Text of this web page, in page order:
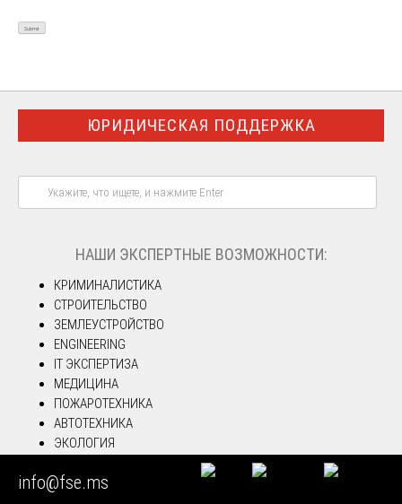
ЮРИДИЧЕСКАЯ ПОДДЕРЖКА
НАШИ ЭКСПЕРТНЫЕ ВОЗМОЖНОСТИ:
КРИМИНАЛИСТИКА
СТРОИТЕЛЬСТВО
ЗЕМЛЕУСТРОЙСТВО
ENGINEERING
IT ЭКСПЕРТИЗА
МЕДИЦИНА
ПОЖАРОТЕХНИКА
АВТОТЕХНИКА
ЭКОЛОГИЯ
ЭКОНОМИКА
info@fse.ms